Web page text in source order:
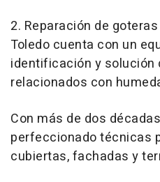
2. Reparación de
Toledo cuenta con un
identificación y solución
relacionados con
Con más de dos
perfeccionado técnicas
cubiertas, fachadas y